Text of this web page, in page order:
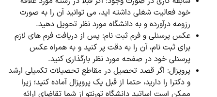
خود فعالیت شغلی داشته اید، می توانید آن را به صورت
رزومه درآورده و به دانشگاه مورد نظر تحویل دهید.
عکس پرسنلی و فرم ثبت نام: پس از دریافت فرم های لازم
برای ثبت نام، آن را به دقت پر کنید و به همراه عکس
پرسنلی خود در صفحه مورد نظر بارگذاری کنید.
پروپزال: اگر قصد تحصیل در مقاطع تحصیلات تکمیلی ارشد
و دکترا را دارید، حتما از قبل یک پروپزال آماده کنید؛ زیرا
ممکن است اساتید دانشگاه تورنتو از شما تقاضای ارائه